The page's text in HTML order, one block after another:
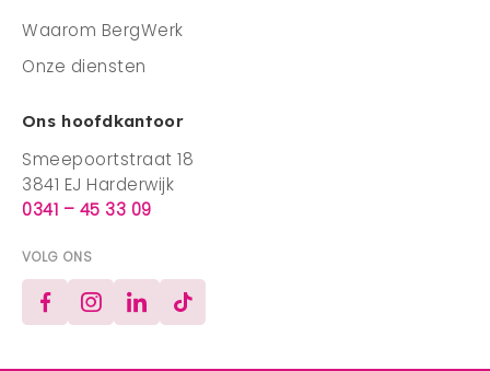
Waarom BergWerk
Onze diensten
Ons hoofdkantoor
Smeepoortstraat 18
3841 EJ Harderwijk
0341 – 45 33 09
VOLG ONS
FacebookInstagram
LinkedInTikTok